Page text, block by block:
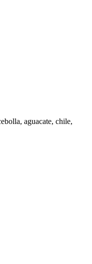
aguacate, chile,